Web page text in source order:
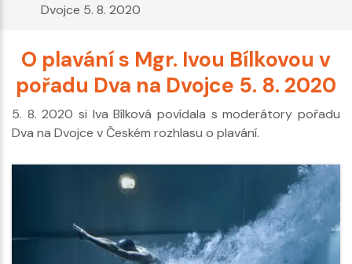
Dvojce 5. 8. 2020
O plavání s Mgr. Ivou Bílkovou v
pořadu Dva na Dvojce 5. 8. 2020
5. 8. 2020 si Iva Bílková povídala s moderátory pořadu
Dva na Dvojce v Českém rozhlasu o plavání.